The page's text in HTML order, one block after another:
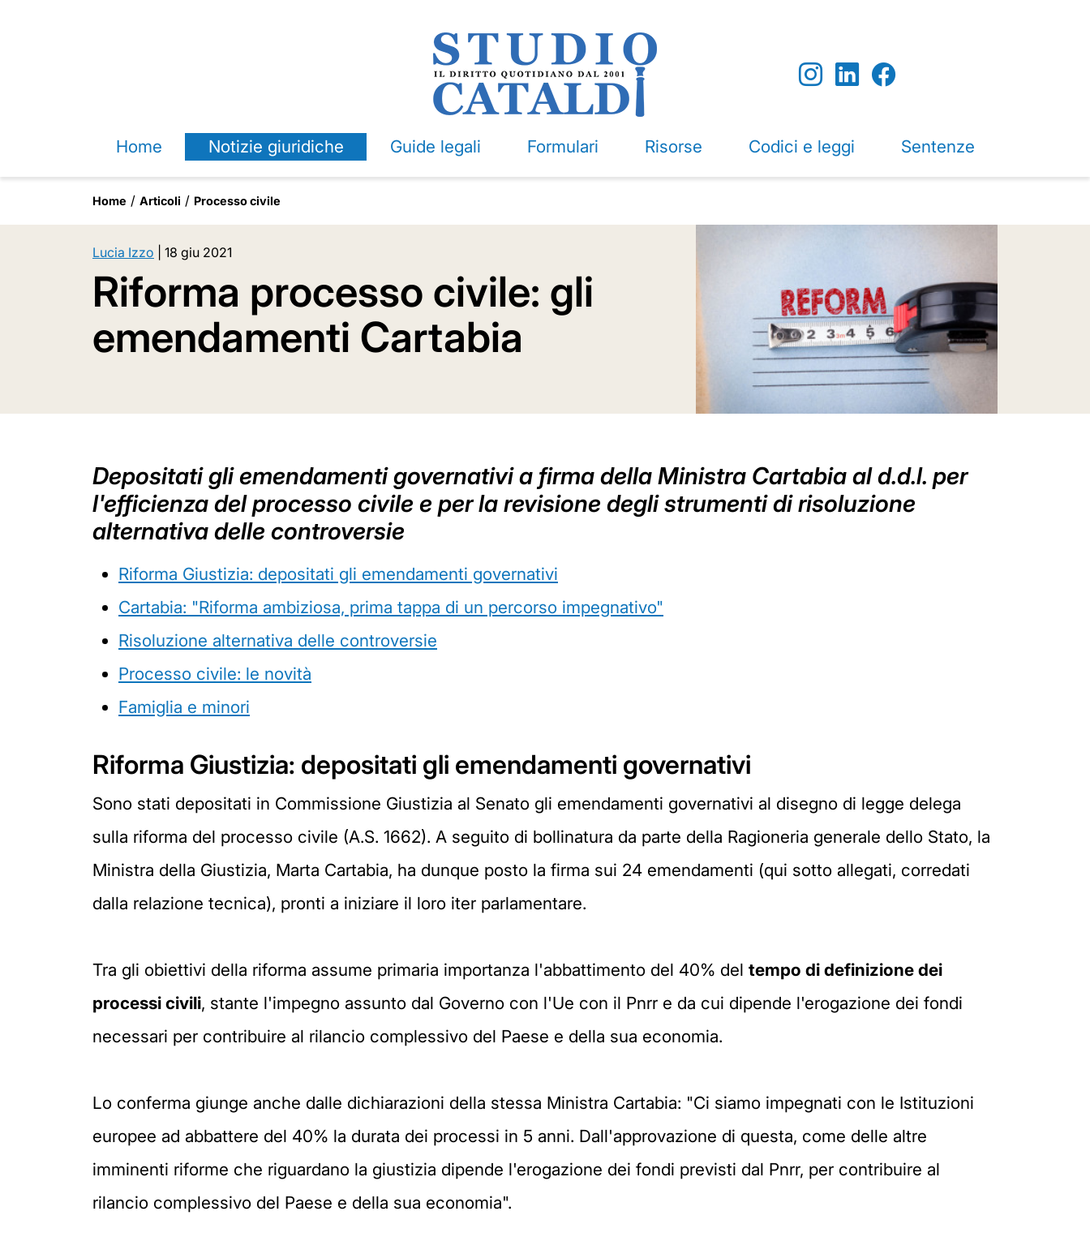
Home Notizie giuridiche Guide legali Formulari Risorse Codici e leggi Sentenze
Home Articoli Processo civile
Lucia Izzo 18 giu 2021
Riforma processo civile: gli
emendamenti Cartabia
Depositati gli emendamenti governativi a firma della Ministra Cartabia al d.d.l. per
l'efficienza del processo civile e per la revisione degli strumenti di risoluzione
alternativa delle controversie
Riforma Giustizia: depositati gli emendamenti governativi
Cartabia: "Riforma ambiziosa, prima tappa di un percorso impegnativo"
Risoluzione alternativa delle controversie
Processo civile: le novità
Famiglia e minori
Riforma Giustizia: depositati gli emendamenti governativi
Sono stati depositati in Commissione Giustizia al Senato gli emendamenti governativi al disegno di legge delega
sulla riforma del processo civile (A.S. 1662). A seguito di bollinatura da parte della Ragioneria generale dello Stato, la
Ministra della Giustizia, Marta Cartabia, ha dunque posto la firma sui 24 emendamenti (qui sotto allegati, corredati
dalla relazione tecnica), pronti a iniziare il loro iter parlamentare.
Tra gli obiettivi della riforma assume primaria importanza l'abbattimento del 40% del tempo di definizione dei
processi civili, stante l'impegno assunto dal Governo con l'Ue con il Pnrr e da cui dipende l'erogazione dei fondi
necessari per contribuire al rilancio complessivo del Paese e della sua economia.
Lo conferma giunge anche dalle dichiarazioni della stessa Ministra Cartabia: "Ci siamo impegnati con le Istituzioni
europee ad abbattere del 40% la durata dei processi in 5 anni. Dall'approvazione di questa, come delle altre
imminenti riforme che riguardano la giustizia dipende l'erogazione dei fondi previsti dal Pnrr, per contribuire al
rilancio complessivo del Paese e della sua economia".